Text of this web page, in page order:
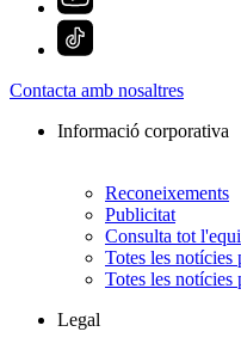
Contacta amb nosaltres
Informació corporativa
Reconeixements
Publicitat
Consulta tot
Totes les
Totes les
Legal